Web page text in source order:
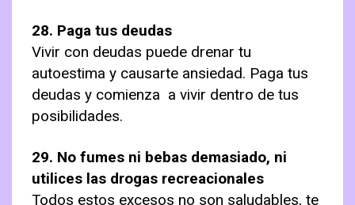
28. Paga tus deudas
Vivir con deudas puede drenar tu
autoestima y causarte ansiedad. Paga tus
deudas y comienza a vivir dentro de tus
posibilidades.
29. No fumes ni bebas demasiado, ni
utilices las drogas recreacionales
Todos estos excesos no son saludables, te